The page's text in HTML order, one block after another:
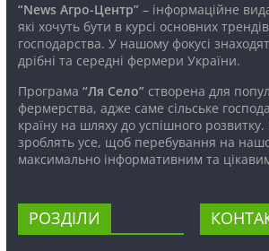
“News Агро-Центр”– інформаційне
які хочуть бути в курсі основних
господарства. У нашому фокусі
дрібні та середні фермери України.
Програма “Ля Село”створена для
фермерства, адже саме сільське
країну на шляху до успішного
зроблять усе, щоб перебування на
максимально інформативним та
РОЗДІЛИ